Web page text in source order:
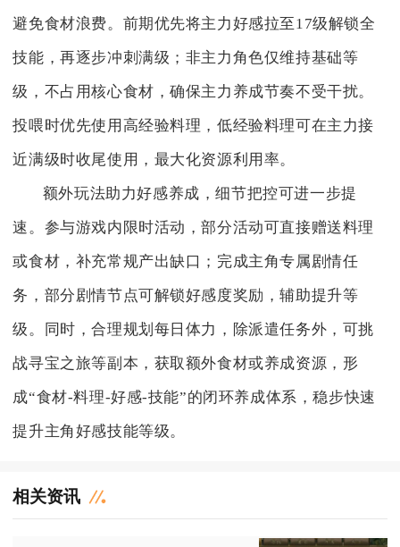
避免食材浪费。前期优先将主力好感拉至17级解锁全
技能，再逐步冲刺满级；非主力角色仅维持基础等
级，不占用核心食材，确保主力养成节奏不受干扰。
投喂时优先使用高经验料理，低经验料理可在主力接
近满级时收尾使用，最大化资源利用率。
额外玩法助力好感养成，细节把控可进一步提
速。参与游戏内限时活动，部分活动可直接赠送料理
或食材，补充常规产出缺口；完成主角专属剧情任
务，部分剧情节点可解锁好感度奖励，辅助提升等
级。同时，合理规划每日体力，除派遣任务外，可挑
战寻宝之旅等副本，获取额外食材或养成资源，形
成“食材-料理-好感-技能”的闭环养成体系，稳步快速
提升主角好感技能等级。
相关资讯